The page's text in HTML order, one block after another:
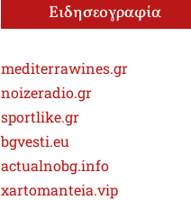
Ειδησεογραφία
mediterrawines.gr
noizeradio.gr
sportlike.gr
bgvesti.eu
actualnobg.info
xartomanteia.vip